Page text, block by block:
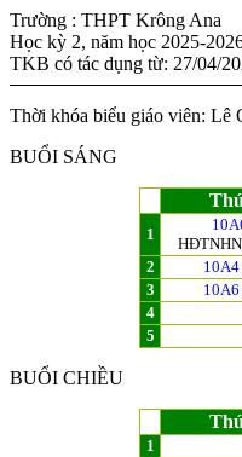
Trường : THPT Krông Ana
Học kỳ 2, năm học 2025-
TKB có tác dụng từ: 27/04/
Thời khóa biểu giáo viên: Lê
BUỔI SÁNG
1
2
10A4
3
10A6
4
5
BUỔI CHIỀU
1